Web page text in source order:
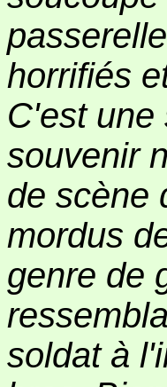
horrifiés
C'est une
souvenir
de scène
mordus
genre de
soldat à